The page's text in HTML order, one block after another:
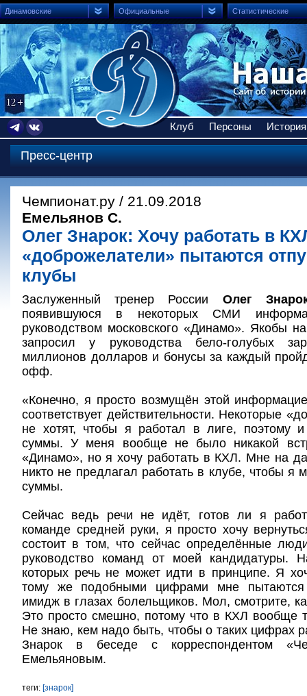
Динамовские Официальные Статистические
Клуб Персоны История
Пресс-центр
Чемпионат.ру / 21.09.2018
Емельянов С.
Олег Знарок: Хочу работать в
«доброжелатели» пытаются
клубы
Заслуженный тренер России Олег
появившуюся в некоторых СМИ
руководством московского «Динамо». Якобы
запросил у руководства бело-голубых
миллионов долларов и бонусы за каждый
офф.
«Конечно, я просто возмущён этой
соответствует действительности. Некоторые
не хотят, чтобы я работал в лиге, поэтому
суммы. У меня вообще не было никакой
«Динамо», но я хочу работать в КХЛ. Мне на
никто не предлагал работать в клубе, чтобы я
суммы.
Сейчас ведь речи не идёт, готов ли я
команде средней руки, я просто хочу
состоит в том, что сейчас определённые
руководство команд от моей кандидатуры.
которых речь не может идти в принципе. Я
тому же подобными цифрами мне пытаются
имидж в глазах болельщиков. Мол, смотрите,
Это просто смешно, потому что в КХЛ вообще
Не знаю, кем надо быть, чтобы о таких цифрах
Знарок в беседе с корреспондентом
Емельяновым.
теги: [знарок]